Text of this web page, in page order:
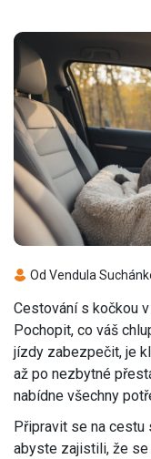
Od Vendula
Cestování s kočkou
Pochopit, co váš
jízdy zabezpečit, je
až po nezbytné
nabídne všechny
Připravit se na cestu
abyste zajistili, že se